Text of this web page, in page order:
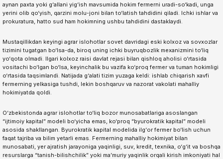
aynan paxta yoki g‘allani yig‘ish mavsumida hokim fermerni uradi-so‘kadi, unga
yerini olib qo‘yish, qarzini molu-joni bilan to‘latish tahdidini qiladi. Ichki ishlar va
prokuratura, hatto sud ham hokimning ushbu tahdidini dastaklaydi.
Mustaqillikdan keyingi agrar islohotlar sovet davridagi eski kolxoz va sovxozlar
tizimini tugatgan bo‘lsa-da, biroq uning ichki buyruqbozlik mexanizmini to‘liq
yo‘qota olmadi. Ilgari kolxoz raisi davlat rejasi bilan qishloq aholisi o‘rtasida
vositachi bo‘lgan bo‘lsa, keyinchalik bu vazifa ko‘proq fermer va tuman hokimligi
o‘rtasida taqsimlandi. Natijada g‘alati tizim yuzaga keldi: ishlab chiqarish xavfi
fermerning yelkasiga tushdi, lekin boshqaruv va nazorat vakolati mahalliy
hokimiyatda qoldi.
O‘zbekistonda agrar islohotlar to‘liq bozor munosabatlariga asoslangan
“ijtimoiy kapital” modeli bo‘yicha emas, ko‘proq “byurokratik kapital” modeli
asosida shakllangan. Byurokratik kapital modelida ilg‘or fermer bo‘lish uchun
faqat tajriba va bilim yetarli emas. Fermerning mahalliy hokimiyat bilan
munosabati, yer ajratish jarayoniga yaqinligi, suv, kredit, texnika, o‘g‘it va boshqa
resurslarga “tanish-bilishchilik” yoki ma’muriy yaqinlik orqali kirish imkoniyati hal